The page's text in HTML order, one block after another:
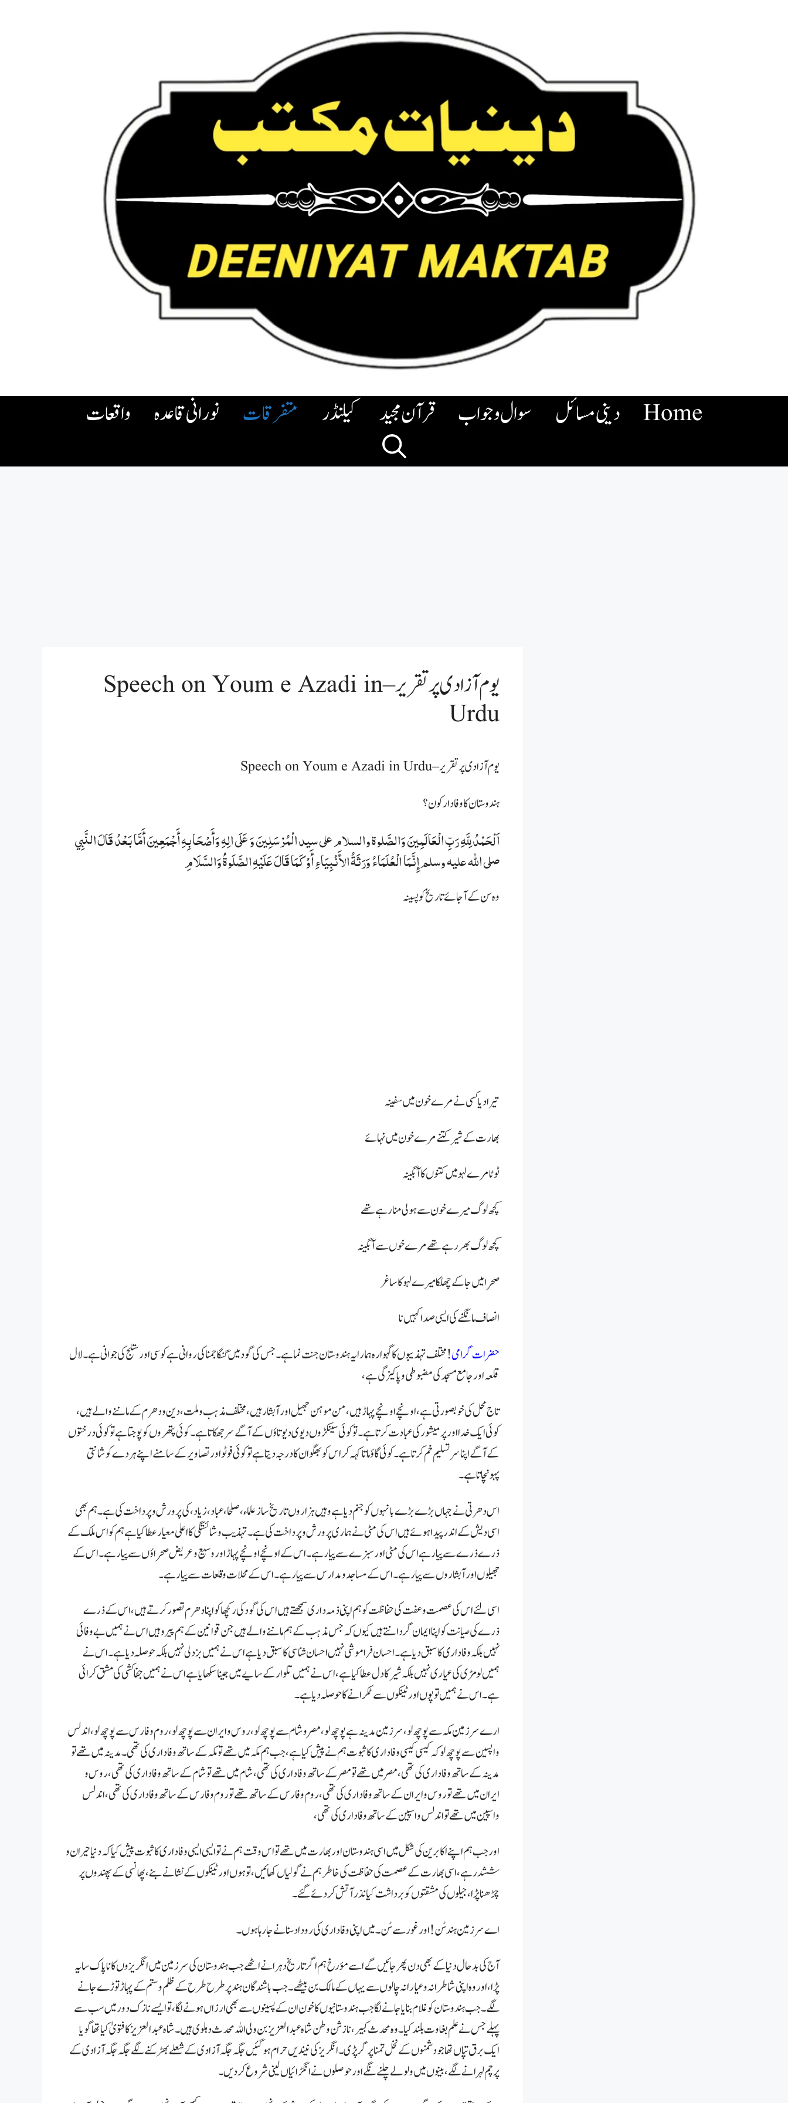
Home دینی مسائل سوال وجواب قرآن مجید کیلنڈر متفرقات نورانی قاعدہ واقعات
یوم آزادی پر تقریر – Speech on Youm e Azadi in
Urdu
یوم آزادی پر تقریر – Speech on Youm e Azadi in Urdu
ہندوستان کا وفادار کون؟
اَلْحَمْدُ لِلَّهِ رَبِّ الْعَالَمِينَ وَالصَّلوة والسلام على سيد الْمُرْسَلِينَ وَ عَلَى الِهِ وَأَصْحَابِهِ أَجْمَعِينَ أَمَّا بَعْدُ قَالَ النَّبِي
صلی الله علیہ وسلمإِنَّمَا الْعُلَمَاءُ وَرَثَةُ الأَنْبِيَاءِ أَوْ كَمَا قَالَ عَلَيْهِ الصَّلَوةُ وَالسَّلَامِ
وہ سن کے آجائے تاریخ کو پسینہ
تیرا دیا کسی نے مرے خون میں سفینہ
بھارت کے شیر کتنے مرے خون میں نہائے
ٹوٹا مرے لہو میں کتنوں کا آبگینہ
کچھ لوگ میرے خون سے ہولی منارہے تھے
کچھ لوگ بھر رہے تھے مرے خوں سے آبگینہ
صحرا میں جا کے چھلکا میرے لہو کا ساغر
انصاف مانگنے کی ایسی صدا کہیں نا
حضرات گرامی! مختلف تہذیبوں کا گہوارہ ہمارا یہ ہندوستان جنت نما ہے۔ جس کی گود میں گنگا جمنا کی روانی ہے کو سی اور ستلج کی جوانی ہے۔ لال
قلعہ اور جامع مسجد کی مضبوطی وپاکیزگی ہے،
تاج محل کی خوبصورتی ہے ، اونچے اونچے پہاڑ ہیں، من موہن جھیل اور آبشار ہیں، مختلف مذہب و ملت، دین و دھرم کے ماننے والے ہیں،
کوئی ایک خدا اور پر میشور کی عبادت کرتا ہے۔ تو کوئی سینکڑوں دیوی دیوتاؤں کے آگے سر جھکاتا ہے۔ کوئی پتھروں کو پوجتا ہے تو کوئی درختوں
کے آگے اپنا سر تسلیم خم کرتا ہے۔ کوئی گاؤ ماتا کہہ کر اس کو بھگوان کا درجہ دیتا ہے تو کوئی فوٹو اور تصاویر کے سامنے اپنے ہر دے کو شانتی
پہونچاتا ہے۔
اس دھرتی نے جہاں بڑے بڑے بانہوں کو جنم دیا ہے وہیں ہزاروں تاریخ ساز علماء، صلحا، عباد، زیاد، کی پرورش و پرداخت کی ہے۔ ہم بھی
اسی دیش کے اندر پیدا ہوئے ہیں اس کی مٹی نے ہماری پرورش و پرداخت کی ہے۔ تہذیب و شائستگی کا اعلی معیار عطا کیا ہے ہم کو اس ملک کے
ذرے ذرے سے پیار ہے اس کی مٹی اور سبزے سے پیار ہے۔ اس کے اونچے اونچے پہاڑ اور وسیع و عریض صحراؤں سے پیار ہے۔ اس کے
جھیلوں اور آبشاروں سے پیار ہے۔ اس کے مساجد و مدارس سے پیار ہے۔ اس کے محلات و قلعات سے پیار ہے۔
اسی لئے اس کی عصمت و عفت کی حفاظت کو ہم اپنی ذمہ داری سمجھتے ہیں اس کی گود کی رکچھا کو اپنا دھرم تصور کرتے ہیں، اس کے ذرے
ذرے کی صیانت کو اپنا ایمان گردانتے ہیں کیوں کہ جس مذہب کے ہمماننے والے ہیں جن قوانین کے ہم پیرو ہیں اس نے ہمیں بے وفائی
نہیں بلکہ وفاداری کا سبق دیا ہے۔ احسان فراموشی نہیں احسان شناسی کا سبق دیا ہے اس نے ہمیں بزدلی نہیں بلکہ حوصلہ دیا ہے۔ اس نے
ہمیں لومڑی کی عیاری نہیں بلکہ شیر کا دل عطا کیا ہے، اس نے ہمیں تلوار کے سایے میں جینا سکھایا ہے اس نے ہمیں جفاکشی کی مشق کرائی
ہے۔ اس نے ہمیں تو پوں اور ٹینکوں سے ٹکرانے کا حوصلہ دیا ہے۔
ارے سر زمین مکہ سے پوچھ لو، سر زمین مدینہ ہے پوچھ لو، مصر و شام سے پوچھ لو، روس و ایران سے پوچھ لو، روم و فارس سے پوچھ لو، اندلس
وا پسین سے پوچھ لو کہ کیسی کیسی وفاداری کا ثبوت ہم نے پیش کیا ہے، جب ہم مکہ میں تھے تو مکہ کے ساتھ وفاداری کی تھی۔ مدینہ میں تھے تو
مدینہ کے ساتھ وفاداری کی تھی، مصر میں تھے تو مصر کے ساتھ وفاداری کی تھی، شام میں تھے تو شام کے ساتھ وفاداری کی تھی، روس و
ایران میں تھے تو روس و ایران کے ساتھ وفاداری کی تھی، روم و فارس کے ساتھ تھے تو روم و فارس کے ساتھ وفاداری کی تھی، اندلس
واسپین میں تھے تو اندلس واسپین کے ساتھ وفاداری کی تھی،
اور جب ہم اپنے اکابرین کی شکل میں اسی ہندوستان اور بھارت میں تھے تو اس وقت ہم نے تو ایسی ایسی وفاداری کا ثبوت پیش کیا کہ دنیا حیران و
ششدر ہے ، اسیبھارت کے عصمت کی حفاظت کی خاطر ہم نے گولیاں کھائیں، تو ہوں اور ٹینکوں کے نشانے بنے ، پھانسی کے پھندوں پر
چڑھنا پڑا، جیلوں کی مشقتوں کو برداشت کیا نذر آتش کر دئے گئے۔
اے سر زمین ہند سُن! اور غور سے سُن۔ میں اپنی وفاداری کی روداد سنانے جارہا ہوں۔
آج کی بد حال دنیا کے بھی دن پھر جائیں گے اسے مؤرخ ہم اگر تاریخ دہرانے اٹھے جب ہندوستان کی سرزمین میں انگریزوں کا ناپاک سایہ
پڑا، اور وہ اپنی شاطرانہ و عیارانہ چالوں سے یہاں کے مالک بن بیٹھے۔ جب باشندگان ہند پر طرح طرح کے ظلم و ستم کے پہاڑ توڑے جانے
لگے۔ جب ہندوستان کو غلام بنایا جانے لگا جب ہندوستانیوں کا خون ان کے پسینوں سے بھی ارزاں ہونے لگا، تو ایسے نازک دور میں سب سے
پہلے جس نے علم بغاوت بلند کیا۔ وہ محدث کبیر ، نازشن وطن شاہ عبد العزیز بن ولی اللہ محدث دہلوی ہیں۔ شاہ عبد العزیز کا فتویٰ کیا تھا گویا
ایک برق تپاں تھا جو دشمنوں کے نخل تمنا پر گر پڑی۔ انگریز کی نیندیں حرام ہو گئیں جگہ جگہ آزادی کے شعلے بھڑ کنے لگے جگہ جگہ آزادی کے
پرچم لہرانے لگے ، بینوں میں ولولے چلنے نگے اور حوصلوں نے انگڑائیاں لینی شروع کر دیں۔